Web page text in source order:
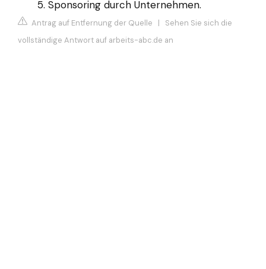
Sponsoring durch Unternehmen.
Antrag auf Entfernung der Quelle | Sehen Sie sich die
vollständige Antwort auf arbeits-abc.de an